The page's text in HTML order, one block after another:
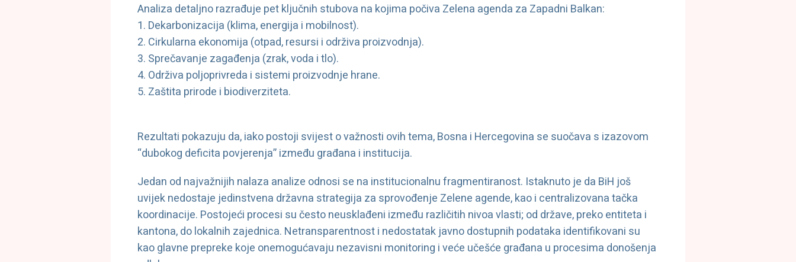
Analiza detaljno razrađuje pet ključnih stubova na kojima počiva Zelena agenda za Zapadni Balkan:
1. Dekarbonizacija (klima, energija i mobilnost).
2. Cirkularna ekonomija (otpad, resursi i održiva proizvodnja).
3. Sprečavanje zagađenja (zrak, voda i tlo).
4. Održiva poljoprivreda i sistemi proizvodnje hrane.
5. Zaštita prirode i biodiverziteta.
Rezultati pokazuju da, iako postoji svijest o važnosti ovih tema, Bosna i Hercegovina se suočava s izazovom
“dubokog deficita povjerenja” između građana i institucija.
Jedan od najvažnijih nalaza analize odnosi se na institucionalnu fragmentiranost. Istaknuto je da BiH još
uvijek nedostaje jedinstvena državna strategija za sprovođenje Zelene agende, kao i centralizovana tačka
koordinacije. Postojeći procesi su često neusklađeni između različitih nivoa vlasti; od države, preko entiteta i
kantona, do lokalnih zajednica. Netransparentnost i nedostatak javno dostupnih podataka identifikovani su
kao glavne prepreke koje onemogućavaju nezavisni monitoring i veće učešće građana u procesima donošenja